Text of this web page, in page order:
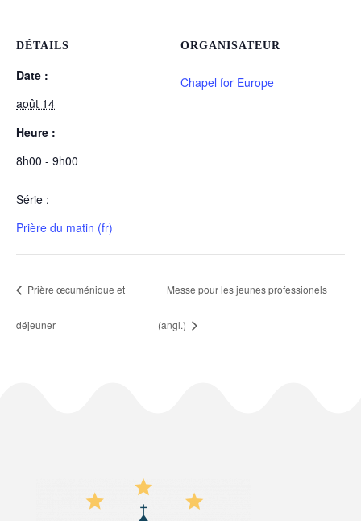
DÉTAILS
Date :
août 14
Heure :
8h00 - 9h00
Série :
Prière du matin (fr)
ORGANISATEUR
Chapel for Europe
Prière œcuménique et
déjeuner
Messe pour les jeunes professionels
(angl.)